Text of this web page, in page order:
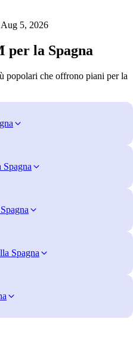
Aug 5, 2026
la Spagna
popolari che offrono piani per la
Spagna
Spagna